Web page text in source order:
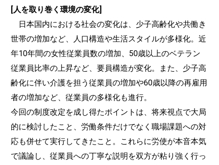
[人を取り巻く環境の変化]
日本国内における社会の変化は、少子高齢化や共働き
世帯の増加など、人口構造や生活スタイルが多様化。近
年10年間の女性従業員数の増加、50歳以上のベテラン
従業員比率の上昇など、要員構造が変化。また、少子高
齢化に伴い介護を担う従業員の増加や60歳以降の再雇用
者の増加など、従業員の多様化も進行。
今回の制度改定を成し得たポイントは、将来視点で大局
的に検討したこと、労働条件だけでなく職場課題への対
応も併せて実行してきたこと。これらに労使が本音本気
で議論し、従業員への丁寧な説明を双方が粘り強く行っ